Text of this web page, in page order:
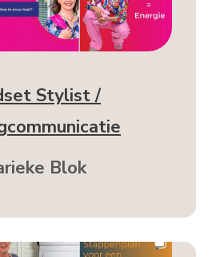
Stylist /
Blok